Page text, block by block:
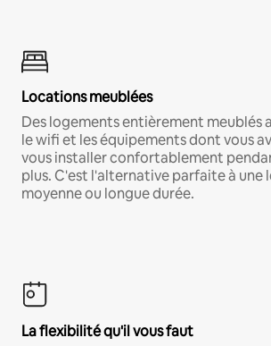
Locations meublées
Des logements entièrement meublés
le wifi et les équipements dont vous
vous installer confortablement
plus. C'est l'alternative parfaite à une
moyenne ou longue durée.
La flexibilité qu'il vous faut